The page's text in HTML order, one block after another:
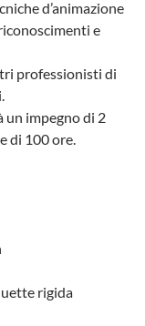
d’animazione
e
professionisti di
un impegno di 2
di 100 ore.
rigida